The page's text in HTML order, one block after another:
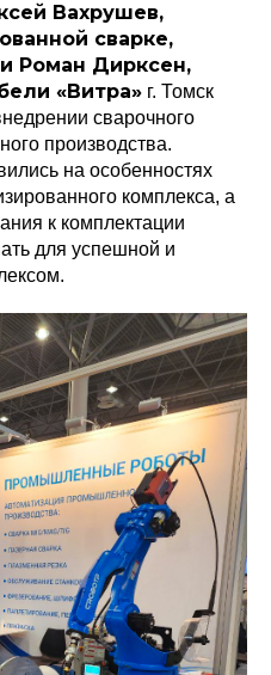
Вахрушев,
сварке,
Роман Дирксен,
«Витра» г. Томск
сварочного
производства.
на особенностях
комплекса, а
к комплектации
для успешной и